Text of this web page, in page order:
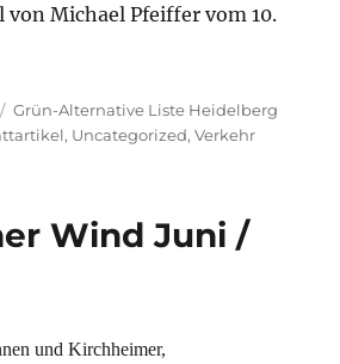
Michael Pfeiffer vom 10.
Kategorien
Grün-Alternative Liste Heidelberg
, Uncategorized,Verkehr
Wind Juni /
und Kirchheimer,